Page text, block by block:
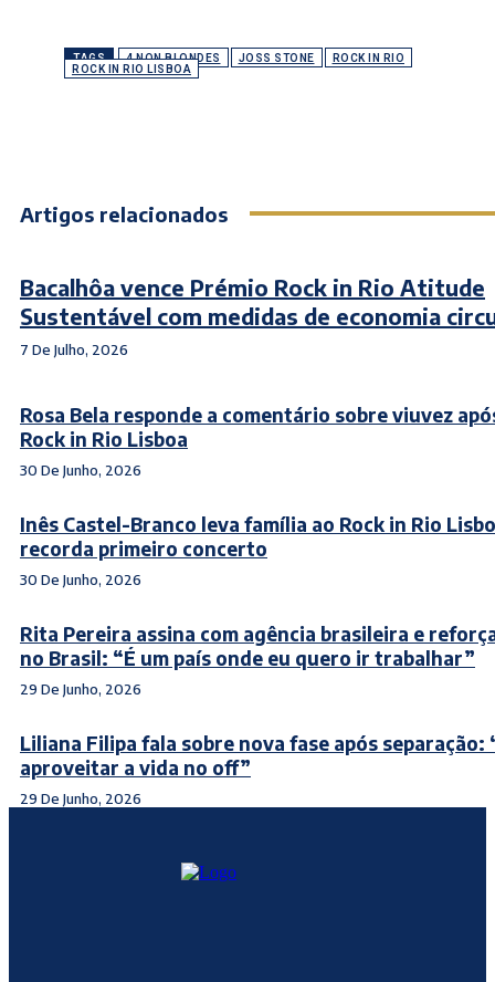
TAGS 4 NON BLONDES JOSS STONE
ROCK IN RIO
ROCK IN RIO LISBOA
Artigos relacionados
Bacalhôa vence Prémio Rock in Rio Atitude
Sustentável com medidas de economia
7 De Julho, 2026
Rosa Bela responde a comentário sobre viuvez
Rock in Rio Lisboa
30 De Junho, 2026
Inês Castel-Branco leva família ao Rock in Rio
recorda primeiro concerto
30 De Junho, 2026
Rita Pereira assina com agência brasileira e
no Brasil: “É um país onde eu quero ir trabalhar”
29 De Junho, 2026
Liliana Filipa fala sobre nova fase após separação:
aproveitar a vida no off”
29 De Junho, 2026